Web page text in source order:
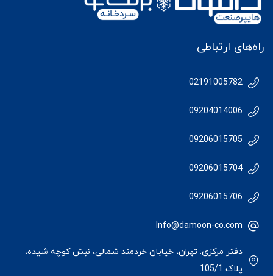
راه‌های ارتباطی
02191005782
09204014006
09206015705
09206015704
09206015706
Info@damoon-co.com
دفتر مرکزی: تهران، خیابان خردمند شمالی، نبش کوچه شیده،
پلاک 105/1